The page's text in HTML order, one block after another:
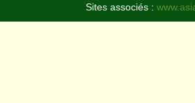
Sites associés :